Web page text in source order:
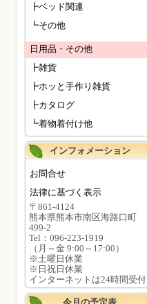
┣ベッド関連
┗その他
日用品・その他
┣雑貨
┣ホッと手作り雑貨
┣カタログ
┗着物着付け他
インフォメーション
お問合せ
法律に基づく表示
〒861-4124
熊本県熊本市南区海路口町
499-2
Tel：096-223-1919
（月～金 9:00～17:00）
※土曜日休業
※日祝日休業
インターネットは24時間受付